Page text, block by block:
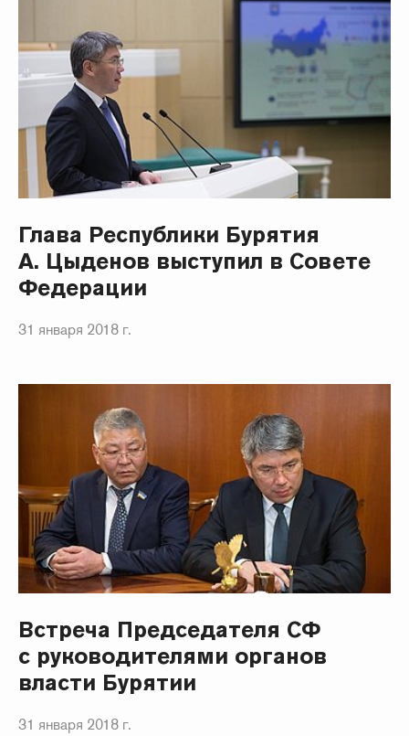
Глава Республики Бурятия
А. Цыденов выступил в Совете
Федерации
31 января 2018 г.
Встреча Председателя СФ
с руководителями органов
власти Бурятии
31 января 2018 г.